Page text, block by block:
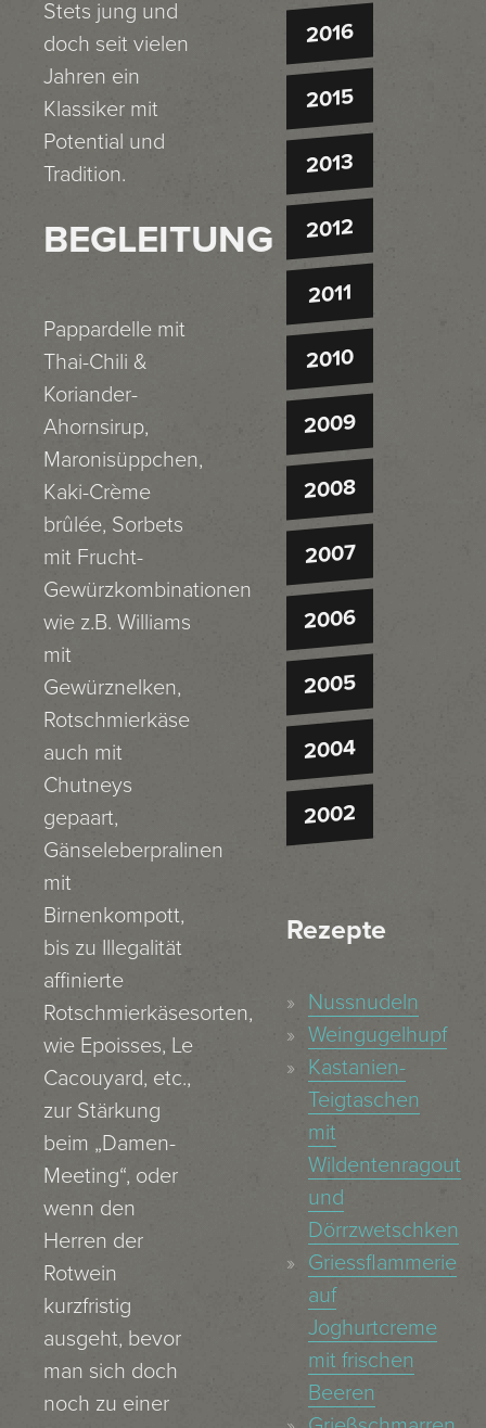
Stets jung und
doch seit vielen
Jahren ein
Klassiker mit
Potential und
Tradition.
BEGLEITUNG
Pappardelle mit
Thai-Chili &
Koriander-
Ahornsirup,
Maronisüppchen,
Kaki-Crème
brûlée, Sorbets
mit Frucht-
Gewürzkombinationen
wie z.B. Williams
mit
Gewürznelken,
Rotschmierkäse
auch mit
Chutneys
gepaart,
Gänseleberpralinen
mit
Birnenkompott,
bis zu Illegalität
affinierte
Rotschmierkäsesorten,
wie Epoisses, Le
Cacouyard, etc.,
zur Stärkung
beim „Damen-
Meeting“, oder
wenn den
Herren der
Rotwein
kurzfristig
ausgeht, bevor
man sich doch
noch zu einer
2016
2015
2013
2012
2011
2010
2009
2008
2007
2006
2005
2004
2002
Rezepte
Nussnudeln
Weingugelhupf
Kastanien-
Teigtaschen
mit
Wildentenragout
und
Dörrzwetschken
Griessflammerie
auf
Joghurtcreme
mit frischen
Beeren